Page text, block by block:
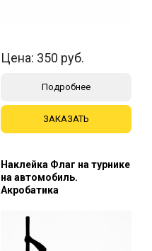
Цена: 350 руб.
Подробнее
ЗАКАЗАТЬ
Наклейка Флаг на турнике
на автомобиль.
Акробатика